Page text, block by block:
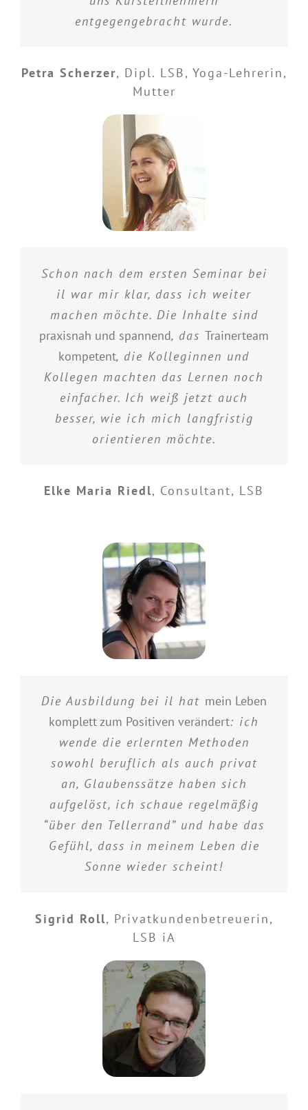
entgegengebracht wurde.
Petra Scherzer, Dipl. LSB, Yoga-Lehrerin,
Mutter
Schon nach dem ersten Seminar bei
il war mir klar, dass ich weiter
machen möchte. Die Inhalte sind
praxisnah und spannend, das Trainerteam
kompetent, die Kolleginnen und
Kollegen machten das Lernen noch
einfacher. Ich weiß jetzt auch
besser, wie ich mich langfristig
orientieren möchte.
Elke Maria Riedl, Consultant, LSB
Die Ausbildung bei il hat mein Leben
komplett zum Positiven verändert: ich
wende die erlernten Methoden
sowohl beruflich als auch privat
an, Glaubenssätze haben sich
aufgelöst, ich schaue regelmäßig
“über den Tellerrand” und habe das
Gefühl, dass in meinem Leben die
Sonne wieder scheint!
Sigrid Roll, Privatkundenbetreuerin,
LSB iA